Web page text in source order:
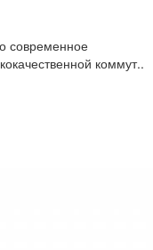
современное
коммут..